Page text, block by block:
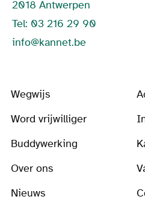
2018 Antwerpen
Tel: 03 216 29 90
info@kannet.be
Wegwijs
Word vrijwilliger
Buddywerking
Over ons
Nieuws